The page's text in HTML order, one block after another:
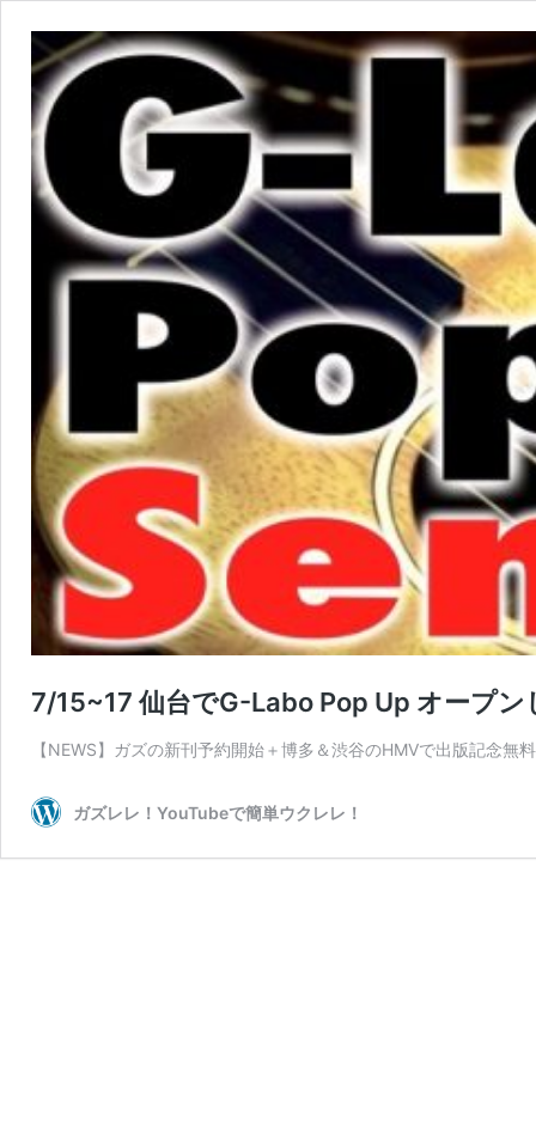
7/15~17 仙台でG-Labo Pop Up オープン
【NEWS】ガズの新刊予約開始＋博多＆渋谷のHMVで出
ガズレレ！YouTubeで簡単ウクレレ！